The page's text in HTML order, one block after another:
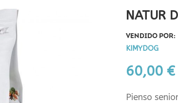
NATUR
VENDIDO POR:
KIMYDOG
60,00 €
Pienso